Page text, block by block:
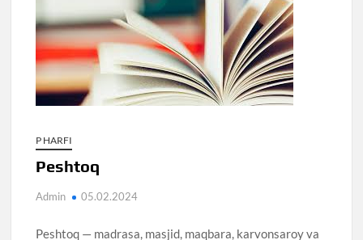
P HARFI
Peshtoq
Admin 05.02.2024
Peshtoq — madrasa, masjid, maqbara, karvonsaroy va